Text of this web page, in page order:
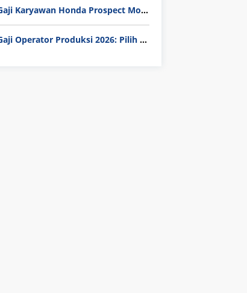
Gaji Karyawan Honda Prospect Motor Semua Divisi
Gaji Operator Produksi 2026: Pilih PT Astra Honda Motor (AHM) atau Manufaktur di Jepang?